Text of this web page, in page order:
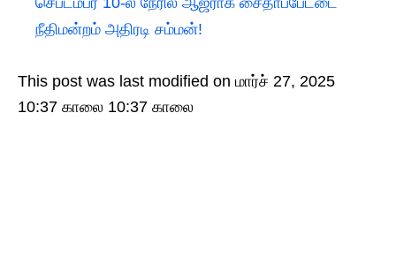
நீதிமன்றம் அதிரடி சம்மன்!
This post was last modified on மார்ச் 27, 2025
10:37 காலை 10:37 காலை